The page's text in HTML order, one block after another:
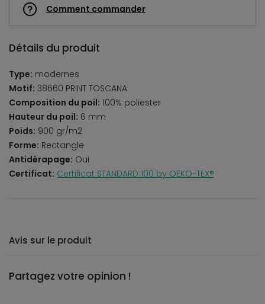
Comment commander
Détails du produit
Type: modernes
Motif: 38660 PRINT TOSCANA
Composition du poil: 100% poliester
Hauteur du poil: 6 mm
Poids: 900 gr/m2
Forme: Rectangle
Antidérapage: Oui
Certificat: Certificat STANDARD 100 by OEKO-TEX®
Avis sur le produit
Partagez votre opinion !